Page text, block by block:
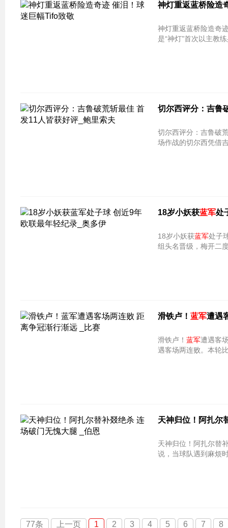
神灯重返蓝桥险造
神灯重返蓝桥险造奇迹 催泪！球迷巨幅
是“神灯”首次以主教
切尔西评分：吉鲁
切尔西评分：吉鲁破荒斩最佳 首
场作战的切尔西凭借
18岁小妖获蓝军处
18岁小妖获蓝军处子球 创
组头名晋级，梅开二
滑铁卢！ 蓝军遭遇
滑铁卢！ 蓝军遭遇客场两连败
遇客场两连败。本轮
天神归位！阿扎尔
天神归位！阿扎尔替补叕绝杀 连场破
说，当球队遇到麻烦
77条 上一页 1 2 3 4 5 6 7 8